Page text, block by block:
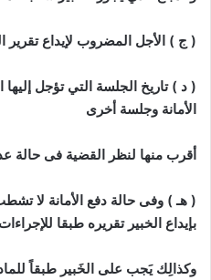
( ج ) الأجل المضروب لإيداع تقرير
( د ) تاريخ الجلسة التي تؤجل إليها
الأمانة وجلسة أخرى
أقرب منها لنظر القضية فى حالة
( هـ ) وفى حالة دفع الأمانة لا
بإيداع الخبير تقريره طبقا للإجراءات